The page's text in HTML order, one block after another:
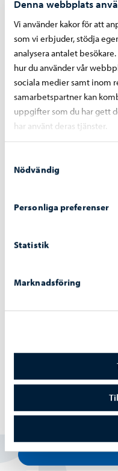
Denna webbplats
Vi använder kakor för att
som vi erbjuder, stödja
analysera antalet
hur du använder vår
sociala medier samt inom
samarbetspartner kan
uppgifter som du har gett
har använt deras tjänster.
Nödvändig
Personliga preferenser
Statistik
Marknadsföring
Utbildning-
stärks med en
webbplatser
Alexandersgatans-bro
Hittade du vad du